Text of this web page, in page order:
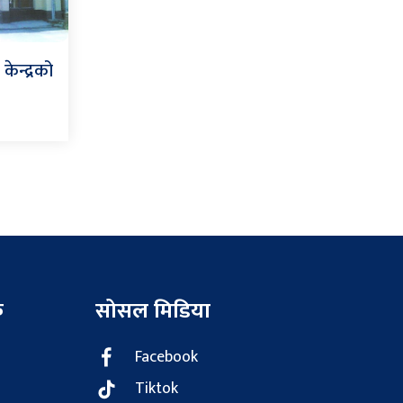
सोसल मिडिया
Facebook
Tiktok